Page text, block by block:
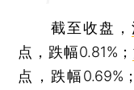
截至收盘，
点，跌幅0.81%；
点，跌幅0.69%；